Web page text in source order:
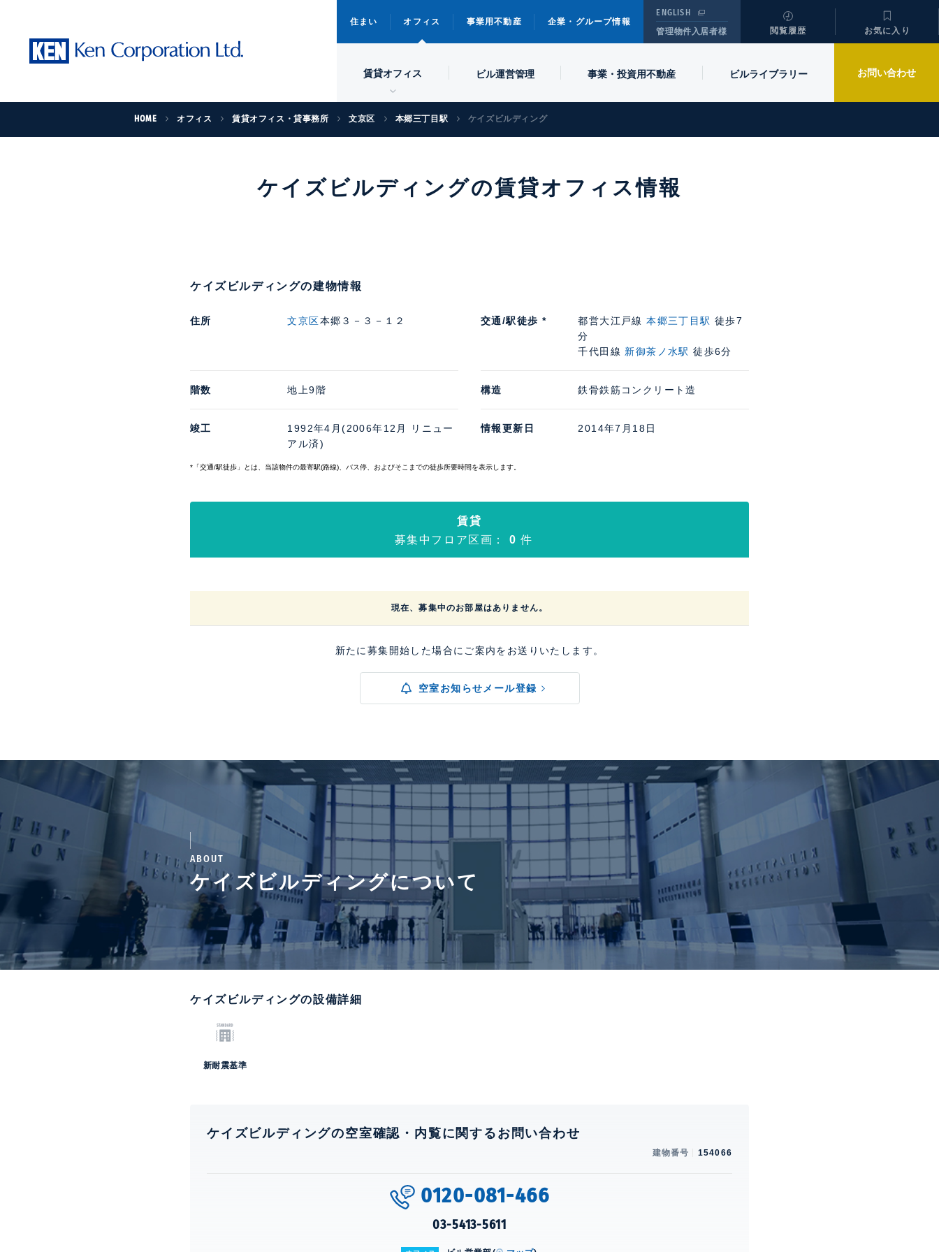
住まい オフィス 事業用不動産 企業・グループ情報
ENGLISH
管理物件入居者様
閲覧履歴 お気に入り
賃貸オフィス ビル運営管理 事業・投資用不動産 ビルライブラリー お問い合わせ
HOME オフィス 賃貸オフィス・貸事務所 文京区 本郷三丁目駅 ケイズビルディング
ケイズビルディングの賃貸オフィス情報
ケイズビルディングの建物情報
住所 文京区本郷３－３－１２ 交通/駅徒歩 * 都営大江戸線本郷三丁目駅 徒歩7
分
千代田線 新御茶ノ水駅 徒歩6分
階数 地上9階 構造 鉄骨鉄筋コンクリート造
竣工
1992年4月(2006年12月 リニュー
アル済)
情報更新日 2014年7月18日
*「交通/駅徒歩」とは、当該物件の最寄駅(路線)、バス停、およびそこまでの徒歩所要時間を表示します。
賃貸
募集中フロア区画： 0 件
現在、募集中のお部屋はありません。
新たに募集開始した場合にご案内をお送りいたします。
空室お知らせメール登録
ABOUT
ケイズビルディングについて
ケイズビルディングの設備詳細
新耐震基準
ケイズビルディングの空室確認・内覧に関するお問い合わせ
建物番号 154066
0120-081-466
03-5413-5611